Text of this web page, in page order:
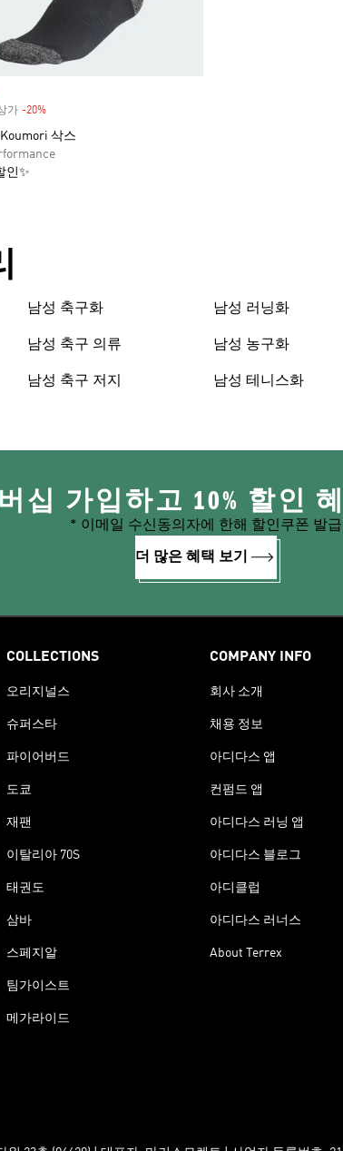
가 -20%Discount
삭스
인✨
남성 축구화
남성 축구 의류
남성 축구 저지
남성 러닝화
남성 농구화
남성 테니스화
십 가입하고 10% 할인
* 이메일 수신동의자에 한해 할인쿠폰 발급
더 많은 혜택 보기
COLLECTIONS
오리지널스
슈퍼스타
파이어버드
도쿄
재팬
이탈리아 70S
태권도
삼바
스페지알
팀가이스트
메가라이드
COMPANY INFO
회사 소개
채용 정보
아디다스 앱
컨펌드 앱
아디다스 러닝 앱
아디다스 블로그
아디클럽
아디다스 러너스
About Terrex